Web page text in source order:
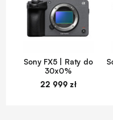
Sony FX5 | Raty do
30x0%
22 999 zł